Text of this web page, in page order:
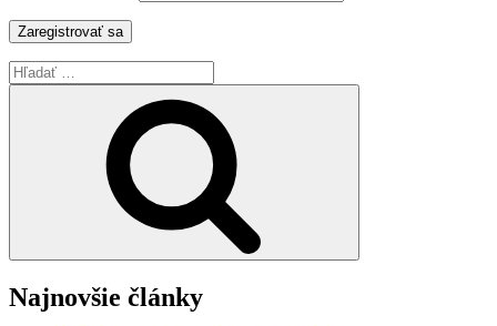
Hľadať:
Najnovšie články